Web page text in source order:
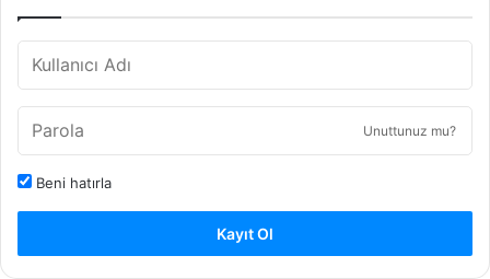
Unuttunuz mu?
Beni hatırla
Kayıt Ol